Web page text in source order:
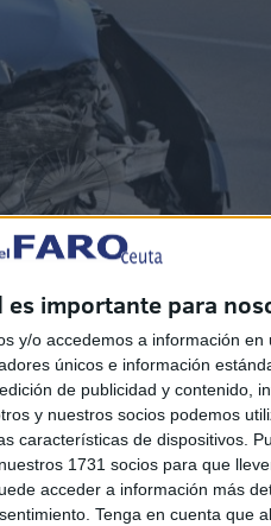
es importante para
y/o accedemos a información
únicos e información
de publicidad y contenido,
y nuestros socios podemos
características de dispositivos.
1731 socios para que
acceder a información más
Tenga en cuenta que